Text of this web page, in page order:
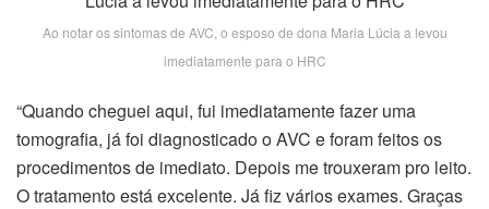
Ao notar os sintomas de AVC, o esposo de dona Maria Lúcia a levou
imediatamente para o HRC
“Quando cheguei aqui, fui imediatamente fazer uma
tomografia, já foi diagnosticado o AVC e foram feitos os
procedimentos de imediato. Depois me trouxeram pro leito.
O tratamento está excelente. Já fiz vários exames. Graças